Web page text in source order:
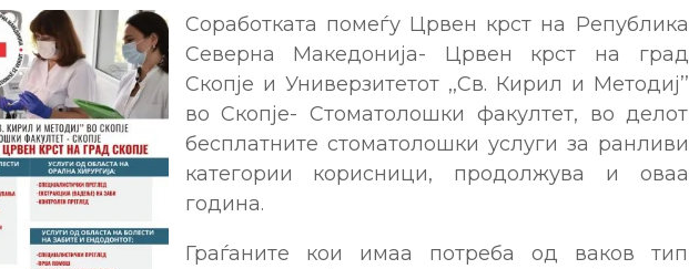
Соработката помеѓу Црвен крст на Република
Северна Македонија- Црвен крст на град
Скопје и Универзитетот ,,Св. Кирил и Методиј’’
во Скопје- Стоматолошки факултет, во делот
бесплатните стоматолошки услуги за ранливи
категории корисници, продолжува и оваа
година.
Граѓаните кои имаа потреба од ваков тип